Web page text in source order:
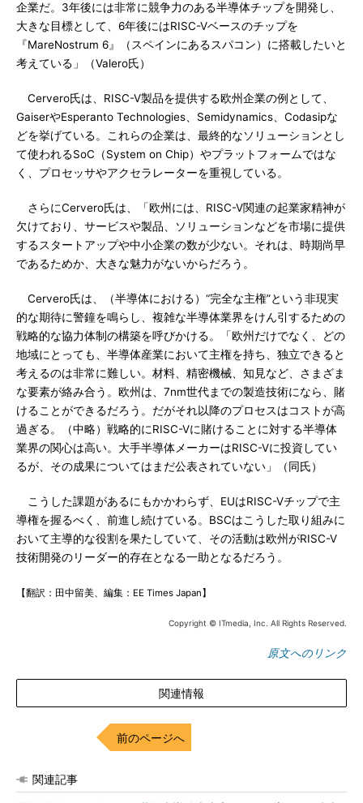
企業だ。3年後には非常に競争力のある半導体チップを開発し、
大きな目標として、6年後にはRISC-Vベースのチップを
『MareNostrum 6』（スペインにあるスパコン）に搭載したいと
考えている」（Valero氏）
Cervero氏は、RISC-V製品を提供する欧州企業の例として、
GaiserやEsperanto Technologies、Semidynamics、Codasipな
どを挙げている。これらの企業は、最終的なソリューションとし
て使われるSoC（System on Chip）やプラットフォームではな
く、プロセッサやアクセラレーターを重視している。
さらにCervero氏は、「欧州には、RISC-V関連の起業家精神が
欠けており、サービスや製品、ソリューションなどを市場に提供
するスタートアップや中小企業の数が少ない。それは、時期尚早
であるためか、大きな魅力がないからだろう。
Cervero氏は、（半導体における）“完全な主権”という非現実
的な期待に警鐘を鳴らし、複雑な半導体業界をけん引するための
戦略的な協力体制の構築を呼びかける。「欧州だけでなく、どの
地域にとっても、半導体産業において主権を持ち、独立できると
考えるのは非常に難しい。材料、精密機械、知見など、さまざま
な要素が絡み合う。欧州は、7nm世代までの製造技術になら、賭
けることができるだろう。だがそれ以降のプロセスはコストが高
過ぎる。（中略）戦略的にRISC-Vに賭けることに対する半導体
業界の関心は高い。大手半導体メーカーはRISC-Vに投資してい
るが、その成果についてはまだ公表されていない」（同氏）
こうした課題があるにもかかわらず、EUはRISC-Vチップで主
導権を握るべく、前進し続けている。BSCはこうした取り組みに
おいて主導的な役割を果たしていて、その活動は欧州がRISC-V
技術開発のリーダー的存在となる一助となるだろう。
【翻訳：田中留美、編集：EE Times Japan】
Copyright © ITmedia, Inc. All Rights Reserved.
原文へのリンク
関連情報
前のページへ
関連記事